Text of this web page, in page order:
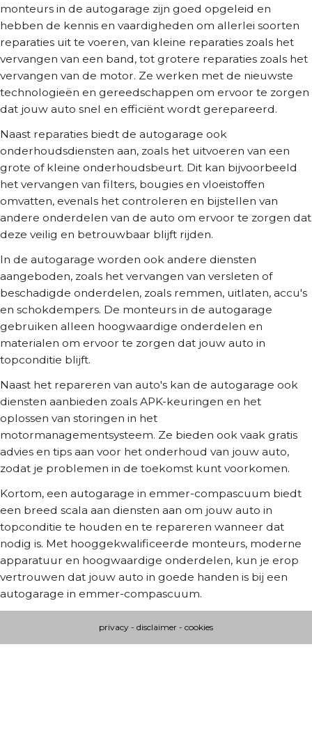
monteurs in de autogarage zijn goed opgeleid en
hebben de kennis en vaardigheden om allerlei soorten
reparaties uit te voeren, van kleine reparaties zoals het
vervangen van een band, tot grotere reparaties zoals het
vervangen van de motor. Ze werken met de nieuwste
technologieën en gereedschappen om ervoor te zorgen
dat jouw auto snel en efficiënt wordt gerepareerd.
Naast reparaties biedt de autogarage ook
onderhoudsdiensten aan, zoals het uitvoeren van een
grote of kleine onderhoudsbeurt. Dit kan bijvoorbeeld
het vervangen van filters, bougies en vloeistoffen
omvatten, evenals het controleren en bijstellen van
andere onderdelen van de auto om ervoor te zorgen dat
deze veilig en betrouwbaar blijft rijden.
In de autogarage worden ook andere diensten
aangeboden, zoals het vervangen van versleten of
beschadigde onderdelen, zoals remmen, uitlaten, accu's
en schokdempers. De monteurs in de autogarage
gebruiken alleen hoogwaardige onderdelen en
materialen om ervoor te zorgen dat jouw auto in
topconditie blijft.
Naast het repareren van auto's kan de autogarage ook
diensten aanbieden zoals APK-keuringen en het
oplossen van storingen in het
motormanagementsysteem. Ze bieden ook vaak gratis
advies en tips aan voor het onderhoud van jouw auto,
zodat je problemen in de toekomst kunt voorkomen.
Kortom, een autogarage in emmer-compascuum biedt
een breed scala aan diensten aan om jouw auto in
topconditie te houden en te repareren wanneer dat
nodig is. Met hooggekwalificeerde monteurs, moderne
apparatuur en hoogwaardige onderdelen, kun je erop
vertrouwen dat jouw auto in goede handen is bij een
autogarage in emmer-compascuum.
privacy - disclaimer - cookies